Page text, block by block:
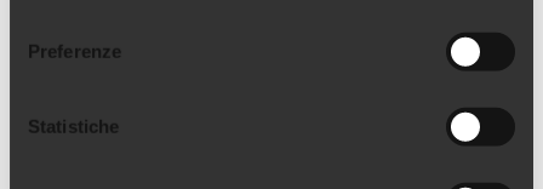
Preferenze
Statistiche
valutative preimpostate, compilabili da diverse